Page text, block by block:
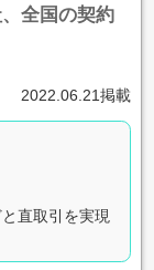
全国の契約
2022.06.21掲載
直取引を実現